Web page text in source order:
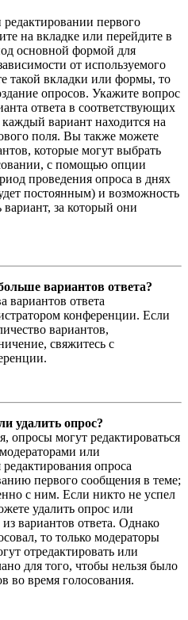
первого
на вкладке или перейдите в
основной формой для
от используемого
такой вкладки или формы, то
опросов. Укажите вопрос
ответа в соответствующих
вариант находится на
поля. Вы также можете
которые могут выбрать
с помощью опции
проведения опроса в днях
постоянным) и возможность
вариант, за который они
вариантов ответа?
вариантов ответа
конференции. Если
вариантов,
свяжитесь с
удалить опрос?
опросы могут редактироваться
или
опроса
первого сообщения в теме;
с ним. Если никто не успел
удалить опрос или
вариантов ответа. Однако
то только модераторы
отредактировать или
для того, чтобы нельзя было
во время голосования.